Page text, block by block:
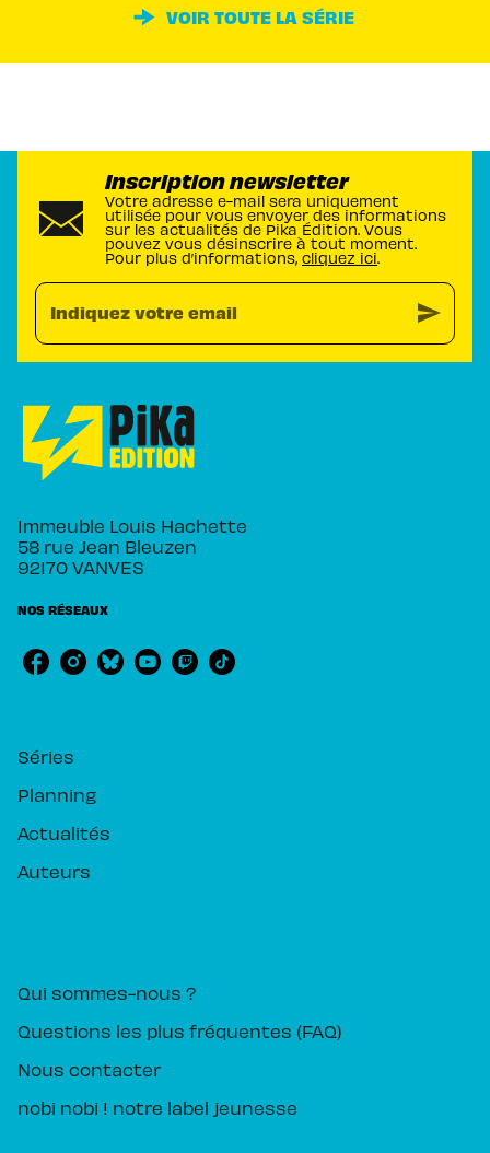
VOIR TOUTE LA SÉRIE
Inscription newsletter
Votre adresse e-mail sera uniquement
utilisée pour vous envoyer des informations
sur les actualités de Pika Édition. Vous
pouvez vous désinscrire à tout moment.
Pour plus d’informations, cliquez ici.
Indiquez votre email send
Immeuble Louis Hachette
58 rue Jean Bleuzen
92170 VANVES
NOS RÉSEAUX
Séries
Planning
Actualités
Auteurs
Qui sommes-nous ?
Questions les plus fréquentes (FAQ)
Nous contacter
nobi nobi ! notre label jeunesse